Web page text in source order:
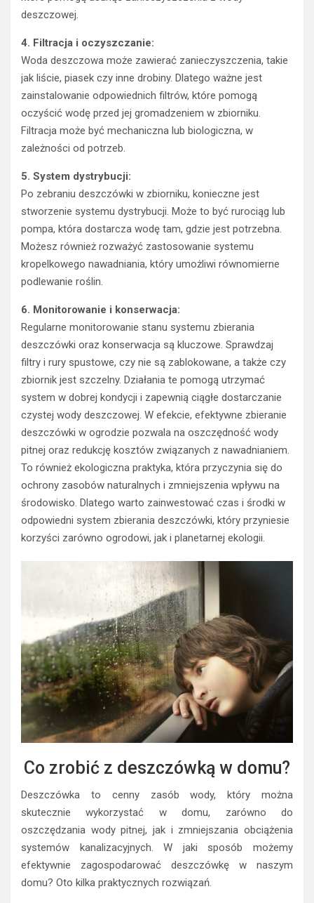
deszczowej.
4. Filtracja i oczyszczanie:
Woda deszczowa może zawierać zanieczyszczenia, takie
jak liście, piasek czy inne drobiny. Dlatego ważne jest
zainstalowanie odpowiednich filtrów, które pomogą
oczyścić wodę przed jej gromadzeniem w zbiorniku.
Filtracja może być mechaniczna lub biologiczna, w
zależności od potrzeb.
5. System dystrybucji:
Po zebraniu deszczówki w zbiorniku, konieczne jest
stworzenie systemu dystrybucji. Może to być rurociąg lub
pompa, która dostarcza wodę tam, gdzie jest potrzebna.
Możesz również rozważyć zastosowanie systemu
kropelkowego nawadniania, który umożliwi równomierne
podlewanie roślin.
6. Monitorowanie i konserwacja:
Regularne monitorowanie stanu systemu zbierania
deszczówki oraz konserwacja są kluczowe. Sprawdzaj
filtry i rury spustowe, czy nie są zablokowane, a także czy
zbiornik jest szczelny. Działania te pomogą utrzymać
system w dobrej kondycji i zapewnią ciągłe dostarczanie
czystej wody deszczowej. W efekcie, efektywne zbieranie
deszczówki w ogrodzie pozwala na oszczędność wody
pitnej oraz redukcję kosztów związanych z nawadnianiem.
To również ekologiczna praktyka, która przyczynia się do
ochrony zasobów naturalnych i zmniejszenia wpływu na
środowisko. Dlatego warto zainwestować czas i środki w
odpowiedni system zbierania deszczówki, który przyniesie
korzyści zarówno ogrodowi, jak i planetarnej ekologii.
Co zrobić z deszczówką w domu?
Deszczówka to cenny zasób wody, który można
skutecznie wykorzystać w domu, zarówno do
oszczędzania wody pitnej, jak i zmniejszania obciążenia
systemów kanalizacyjnych. W jaki sposób możemy
efektywnie zagospodarować deszczówkę w naszym
domu? Oto kilka praktycznych rozwiązań.